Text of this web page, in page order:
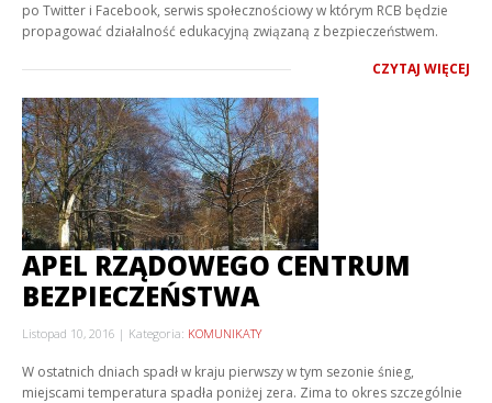
po Twitter i Facebook, serwis społecznościowy w którym RCB będzie
propagować działalność edukacyjną związaną z bezpieczeństwem.
CZYTAJ WIĘCEJ
APEL RZĄDOWEGO CENTRUM
BEZPIECZEŃSTWA
Listopad 10, 2016 Kategoria: KOMUNIKATY
W ostatnich dniach spadł w kraju pierwszy w tym sezonie śnieg,
miejscami temperatura spadła poniżej zera. Zima to okres szczególnie